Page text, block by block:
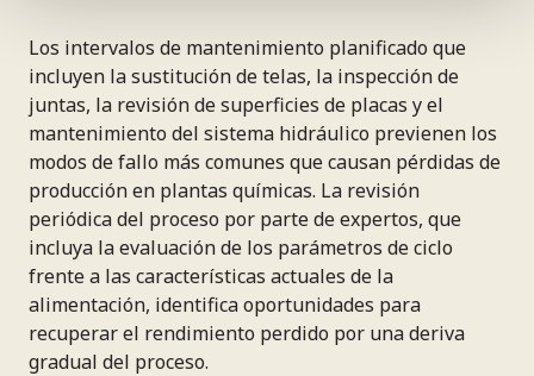
Los intervalos de mantenimiento planificado que
incluyen la sustitución de telas, la inspección de
juntas, la revisión de superficies de placas y el
mantenimiento del sistema hidráulico previenen los
modos de fallo más comunes que causan pérdidas de
producción en plantas químicas. La revisión
periódica del proceso por parte de expertos, que
incluya la evaluación de los parámetros de ciclo
frente a las características actuales de la
alimentación, identifica oportunidades para
recuperar el rendimiento perdido por una deriva
gradual del proceso.